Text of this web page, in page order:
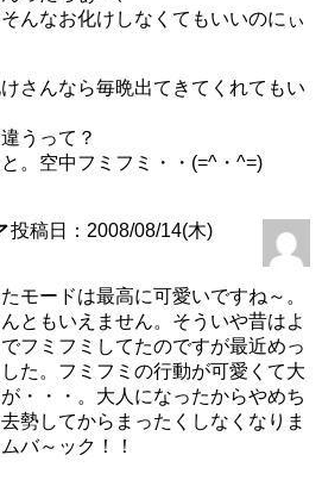
んなお化けしなくてもいいのにぃ
さんなら毎晩出てきてくれてもい
うって？
。空中フミフミ・・(=^・^=)
投稿日：2008/08/14(木)
モードは最高に可愛いですね～。
ともいえません。そういや昔はよ
フミフミしてたのですが最近めっ
た。フミフミの行動が可愛くて大
・・・。大人になったからやめち
勢してからまったくしなくなりま
バ～ック！！